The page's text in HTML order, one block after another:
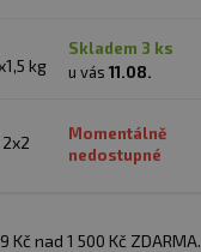
kg
skladem 3 ks
u vás11.08.
Momentálně
nedostupné
Kč nad 1 500 Kč ZDARMA.